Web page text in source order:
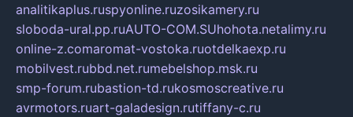
analitikaplus.ruspyonline.ruzosikamery.ru
sloboda-ural.pp.ruAUTO-COM.SUhohota.netalimy.ru
online-z.comaromat-vostoka.ruotdelkaexp.ru
mobilvest.rubbd.net.rumebelshop.msk.ru
smp-forum.rubastion-td.rukosmoscreative.ru
avrmotors.ruart-galadesign.rutiffany-c.ru